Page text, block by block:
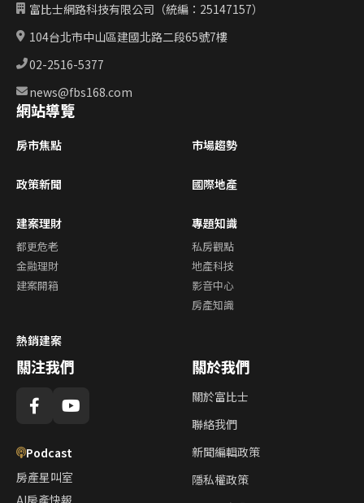
富比士網路科技有限公司（統編：25147157）
104台北市中山區建國北路二段65號7樓
02-2516-5377
news@fbs168.com
網站導覽
房市焦點 市場趨勢
政策新聞 國際地產
建案理財
都更危老
金融理財
建案開箱
專題知識
私房觀點
地產科技
影音中心
房產知識
熱銷建案
關注我們
Podcast
房產星叫室
AI房產快報
關於我們
關於富比士
聯絡我們
新聞編輯政策
隱私權政策